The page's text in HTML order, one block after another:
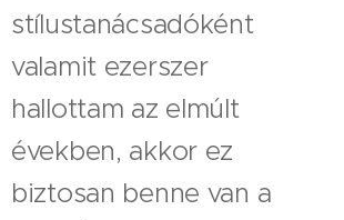
stílustanácsadóként
valamit ezerszer
hallottam az elmúlt
években, akkor ez
biztosan benne van a